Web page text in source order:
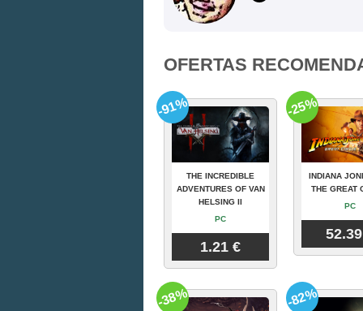
OFERTAS
THE INCREDIBLE
ADVENTURES OF VAN
HELSING II
PC
1.21 €
-91%
INDIANA
THE GREAT
PC
-25%
-38% -82%